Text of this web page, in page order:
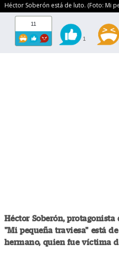
Héctor Soberón está de luto. (Foto: Mi
11
1
Héctor Soberón,
"Mi pequeña traviesa" está
hermano, quien fue víctima